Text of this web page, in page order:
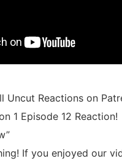
Uncut Reactions on
1 Episode 12 Reaction!
If you enjoyed our